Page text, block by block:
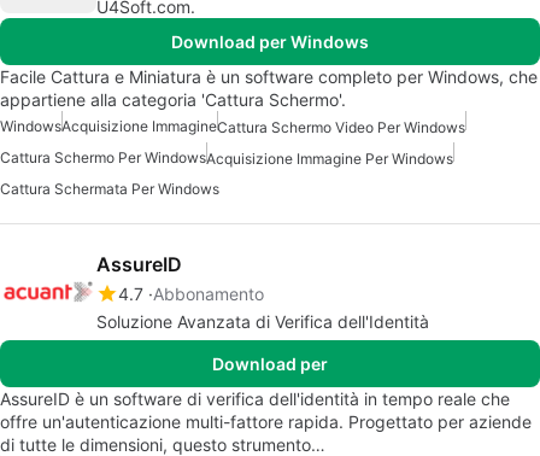
U4Soft.com.
Download per Windows
Facile Cattura e Miniatura è un software completo per Windows, che
appartiene alla categoria 'Cattura Schermo'.
WindowsAcquisizione ImmagineCattura Schermo Video Per Windows
Cattura Schermo Per WindowsAcquisizione Immagine Per Windows
Cattura Schermata Per Windows
AssureID
4.7 Abbonamento
Soluzione Avanzata di Verifica dell'Identità
Download per
AssureID è un software di verifica dell'identità in tempo reale che
offre un'autenticazione multi-fattore rapida. Progettato per aziende
di tutte le dimensioni, questo strumento…